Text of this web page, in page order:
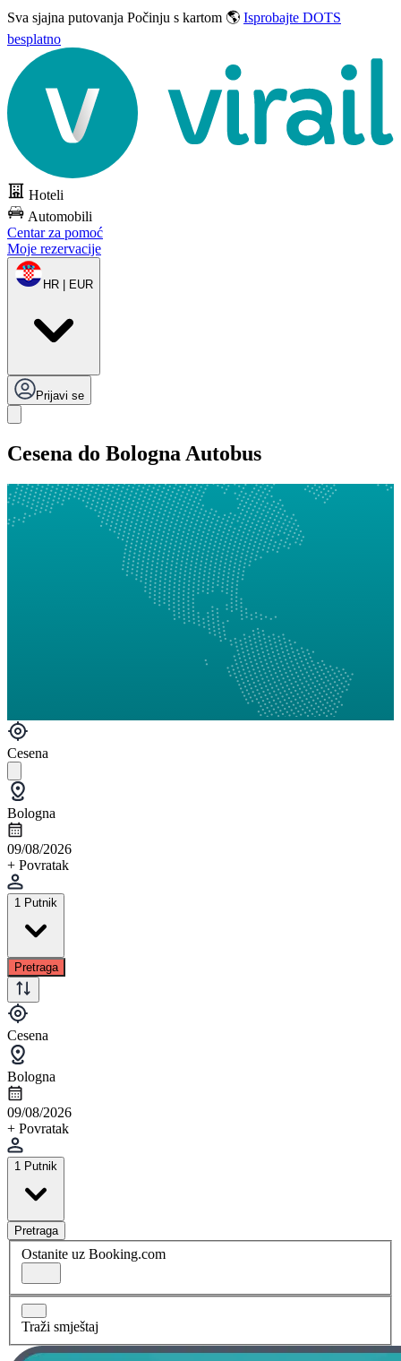
Sva sjajna putovanja Počinju s kartom 🌎 Isprobajte DOTS
besplatno
Hoteli
Automobili
Centar za pomoć
Moje rezervacije
HR | EUR
Prijavi se
Cesena do Bologna Autobus
Cesena
Bologna
09/08/2026
+ Povratak
1 Putnik
Pretraga
Cesena
Bologna
09/08/2026
+ Povratak
1 Putnik
Pretraga
Ostanite uz Booking.com
Traži smještaj